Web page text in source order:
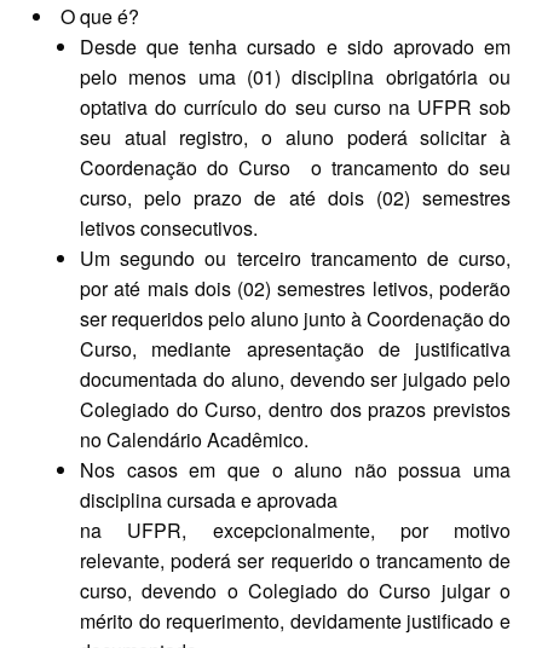
O que é?
Desde que tenha cursado e sido aprovado em
pelo menos uma (01) disciplina obrigatória ou
optativa do currículo do seu curso na UFPR sob
seu atual registro, o aluno poderá solicitar à
Coordenação do Curso o trancamento do seu
curso, pelo prazo de até dois (02) semestres
letivos consecutivos.
Um segundo ou terceiro trancamento de curso,
por até mais dois (02) semestres letivos, poderão
ser requeridos pelo aluno junto à Coordenação do
Curso, mediante apresentação de justificativa
documentada do aluno, devendo ser julgado pelo
Colegiado do Curso, dentro dos prazos previstos
no Calendário Acadêmico.
Nos casos em que o aluno não possua uma
disciplina cursada e aprovada
na UFPR, excepcionalmente, por motivo
relevante, poderá ser requerido o trancamento de
curso, devendo o Colegiado do Curso julgar o
mérito do requerimento, devidamente justificado e